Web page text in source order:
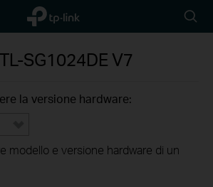
TP-Link,
Reliably
icon
TL-SG1024DE V7
la versione hardware:
modello e versione hardware di un